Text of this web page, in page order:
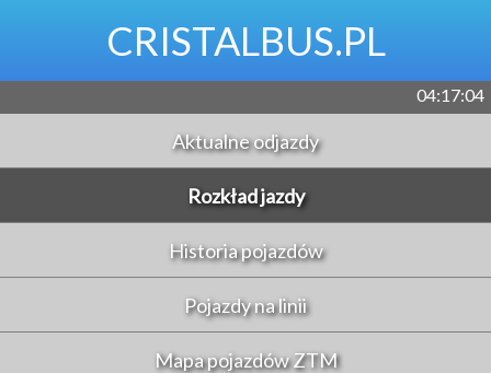
CRISTALBUS.PL
04:17:04
Aktualne odjazdy
Rozkład jazdy
Historia pojazdów
Pojazdy na linii
Mapa pojazdów ZTM